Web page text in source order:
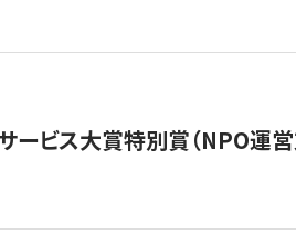
ビス大賞特別賞（NPO運